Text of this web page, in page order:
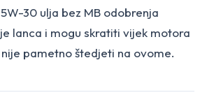
30 ulja bez MB odobrenja
lanca i mogu skratiti vijek motora
pametno štedjeti na ovome.